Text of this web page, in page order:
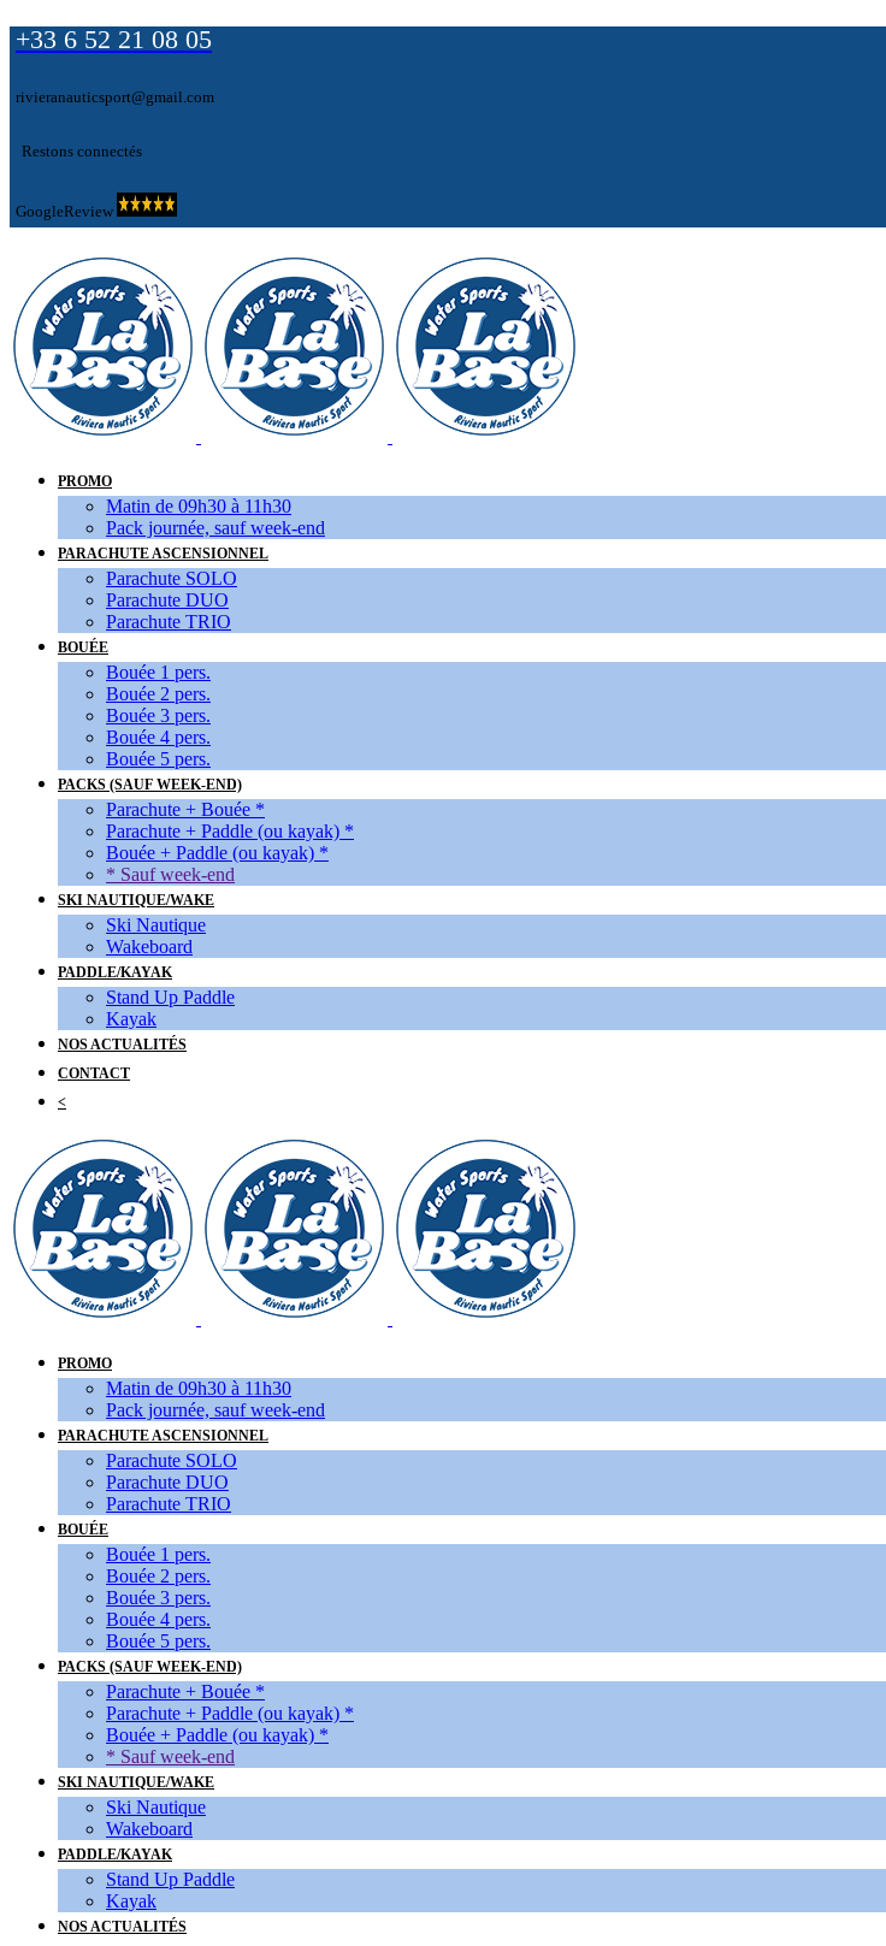
+33 6 52 21 08 05
rivieranauticsport@gmail.com
Restons connectés
GoogleReview
PROMO
Matin de 09h30 à 11h30
Pack journée, sauf week-end
PARACHUTE ASCENSIONNEL
Parachute SOLO
Parachute DUO
Parachute TRIO
BOUÉE
Bouée 1 pers.
Bouée 2 pers.
Bouée 3 pers.
Bouée 4 pers.
Bouée 5 pers.
PACKS (SAUF WEEK-END)
Parachute + Bouée *
Parachute + Paddle (ou kayak) *
Bouée + Paddle (ou kayak) *
* Sauf week-end
SKI NAUTIQUE/WAKE
Ski Nautique
Wakeboard
PADDLE/KAYAK
Stand Up Paddle
Kayak
NOS ACTUALITÉS
CONTACT
<
PROMO
Matin de 09h30 à 11h30
Pack journée, sauf week-end
PARACHUTE ASCENSIONNEL
Parachute SOLO
Parachute DUO
Parachute TRIO
BOUÉE
Bouée 1 pers.
Bouée 2 pers.
Bouée 3 pers.
Bouée 4 pers.
Bouée 5 pers.
PACKS (SAUF WEEK-END)
Parachute + Bouée *
Parachute + Paddle (ou kayak) *
Bouée + Paddle (ou kayak) *
* Sauf week-end
SKI NAUTIQUE/WAKE
Ski Nautique
Wakeboard
PADDLE/KAYAK
Stand Up Paddle
Kayak
NOS ACTUALITÉS